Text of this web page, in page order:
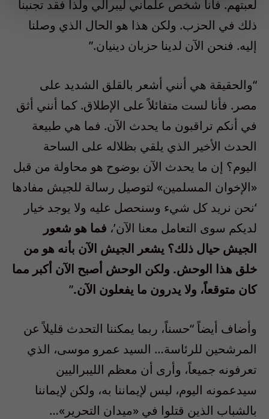
لعبتهم. فأنا شخص علماني ليبرالي ولذا فقد تجنبنا
ذلك في الحزب. ولكن هذا هو الحال الذي وصلنا
إليه. فنحن الآن لدينا حزبان دينيان.”
“والحقيقة هي أنني أشعر بالقلق الشديد على
مصر. فأنا لست متفائلاً على الإطلاق. كما أنني أثق
في أنكم تراقبون ما يحدث الآن. فما هي طبيعة
الحدث الأخير الذي يلقي بظلاله على الساحة
اليوم؟ إن ما يحدث الآن بوضوح هو محاولة من قبل
«الإخوان المسلمين» لتوصيل رسالة للجيش مفادها
‘نحن نريد كل شيء وسنحصل عليه ولا يوجد خيار
لديكم سوى التعامل معنا الآن’، فما هو شعور
الجيش حيال ذلك؟ يشعر الجيش الآن بأنه هو من
خلق هذا الوحش. ولكن الوحش أصبح الآن أكبر مما
كان متوقعاً، ولا يدرون ما يفعلون الآن.”
وأضاف أيضاً “حسناً، ربما يمكننا التحدث قليلاً عن
المرشحين للرئاسة… السيد عمرو موسى، الذي
تعرفونه جميعاً، وأرى أن معظم الليبراليين
سيدعمونه اليوم، ليس لإيماننا به، ولكن لإيماننا
بالشباب الذين قتلوا في «ميدان التحرير»…